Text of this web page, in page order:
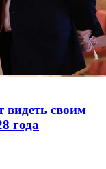
видеть своим
года